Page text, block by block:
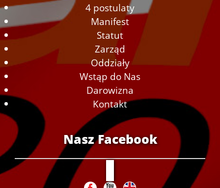
4 postulaty
Manifest
Statut
Zarząd
Oddziały
Wstąp do Nas
Darowizna
Kontakt
Nasz Facebook